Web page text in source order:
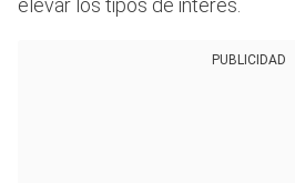
elevar los tipos de interés.
PUBLICIDAD